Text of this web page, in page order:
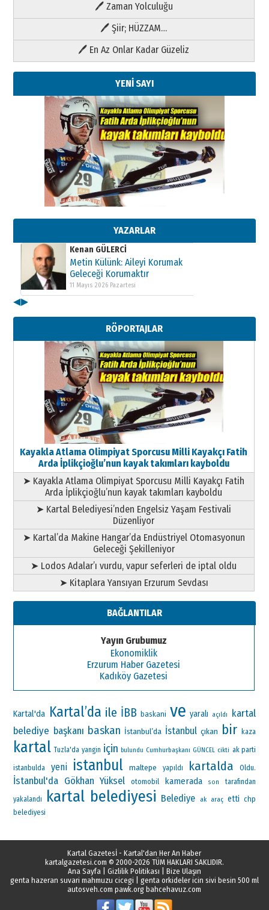
🖊 Zaman Yolculuğu
🖊 Şiir; HÜZZAM…
🖊 En Az Onlar Kadar Güzeliz
YENİ SAYI
YAZARLAR
Kenan GÜLERCİ
Metin Külünk: Aileyi Korumak
Geleceği Korumaktır
11 Mayıs 2026 Pazartesi
Kenan GÜLERCİ
Metin Külünk: Aileyi Korumak
Geleceği Korumaktır
11 Mayıs 2026 Pazartesi
Metin Külünk: Aileyi Korumak
Geleceği Korumaktır
11 Mayıs 2026 Pazartesi
◀▶
RÖPORTAJLAR
Kayakla Atlama Olimpiyat Sporcusu Milli Kayakçı Fatih
Arda İplikçioğlu’nun kayak takımları kayboldu
➤ Kayakla Atlama Olimpiyat Sporcusu Milli Kayakçı Fatih
Arda İplikçioğlu’nun kayak takımları kayboldu
➤ Kartal Belediyesi’nden Engelsiz Yaşam Festivali
Düzenliyor
➤ Kartal’da Makine Hangar’da Endüstriyel Otomasyonun
Geleceği Şekilleniyor
➤ Lodos Adalar’ı vurdu, vapur seferleri de iptal oldu
➤ Kitaplara Yansıyan Erzurum Sevdası
BAĞLANTILAR
Yayın Grubumuz
Ekonomiklik
Erzurum Haber Gazetesi
Kadıköy Gazetesi
Kartal'da Kartal’da ile İBB baskani ve yaralı açıldı
kartal
belediye başkanı baskan İstanbul’da İstanbul çıkan bir kaza
kartal Tuzla'da yangin için bulundu Cumhurbaşkanı GÜNCEL cikti ak parti
istanbulda yeni istanbul maltepe yapıldı kartalda Oldu.
İstanbul'da Gökhan Yüksel otomobil kamerada son tarafından
yakalandı kartal belediyesi Belediye ak araç etti chp
belediyesi
Kartal Gazetesİ - Kartal'dan Her An Haber
kartalgazetesi.com © 2000-2026 TÜM HAKLARI SAKLIDIR.
Ana Sayfa
Gizlilik Politikası
Bize Ulaşın
genta hazeran suvari mahmuzu cicegi
genta orkideler icin sivi besin 500 ml
autosveh.com pawk.org bahcehavuz.com